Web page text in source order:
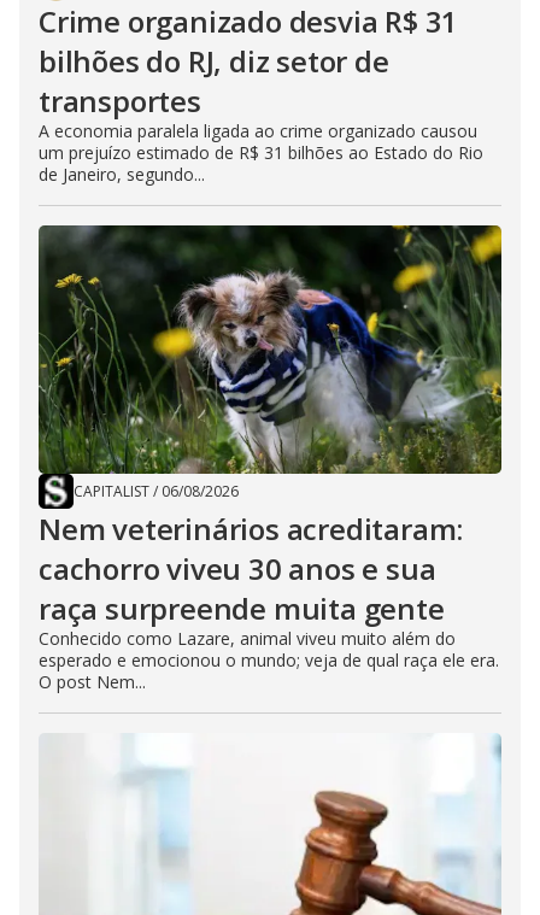
Crime organizado desvia R$ 31
bilhões do RJ, diz setor de
transportes
A economia paralela ligada ao crime organizado causou
um prejuízo estimado de R$ 31 bilhões ao Estado do Rio
de Janeiro, segundo...
CAPITALIST/ 06/08/2026
Nem veterinários acreditaram:
cachorro viveu 30 anos e sua
raça surpreende muita gente
Conhecido como Lazare, animal viveu muito além do
esperado e emocionou o mundo; veja de qual raça ele era.
O post Nem...